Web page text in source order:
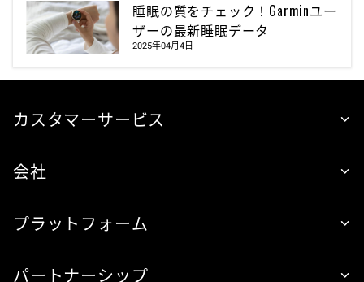
睡眠の質をチェック！Garminユー
ザーの最新睡眠データ
2025年04月4日
カスタマーサービス
会社
プラットフォーム
パートナーシップ